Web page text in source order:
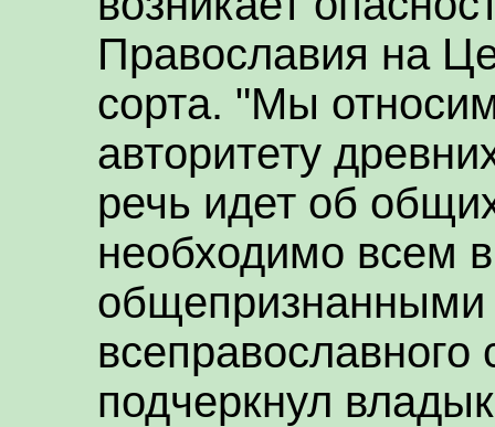
Православия на
сорта. "Мы
авторитету
речь идет об
необходимо всем
подчеркнул